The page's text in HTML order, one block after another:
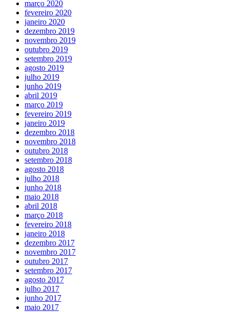
março 2020
fevereiro 2020
janeiro 2020
dezembro 2019
novembro 2019
outubro 2019
setembro 2019
agosto 2019
julho 2019
junho 2019
abril 2019
março 2019
fevereiro 2019
janeiro 2019
dezembro 2018
novembro 2018
outubro 2018
setembro 2018
agosto 2018
julho 2018
junho 2018
maio 2018
abril 2018
março 2018
fevereiro 2018
janeiro 2018
dezembro 2017
novembro 2017
outubro 2017
setembro 2017
agosto 2017
julho 2017
junho 2017
maio 2017